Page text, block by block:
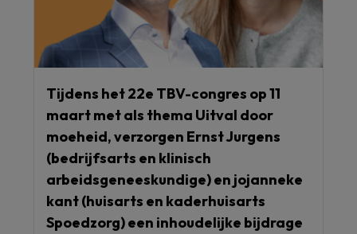
Tijdens het 22e TBV-congres op 11
maart met als thema Uitval door
moeheid, verzorgen Ernst Jurgens
(bedrijfsarts en klinisch
arbeidsgeneeskundige) en jojanneke
kant (huisarts en kaderhuisarts
Spoedzorg) een inhoudelijke bijdrage